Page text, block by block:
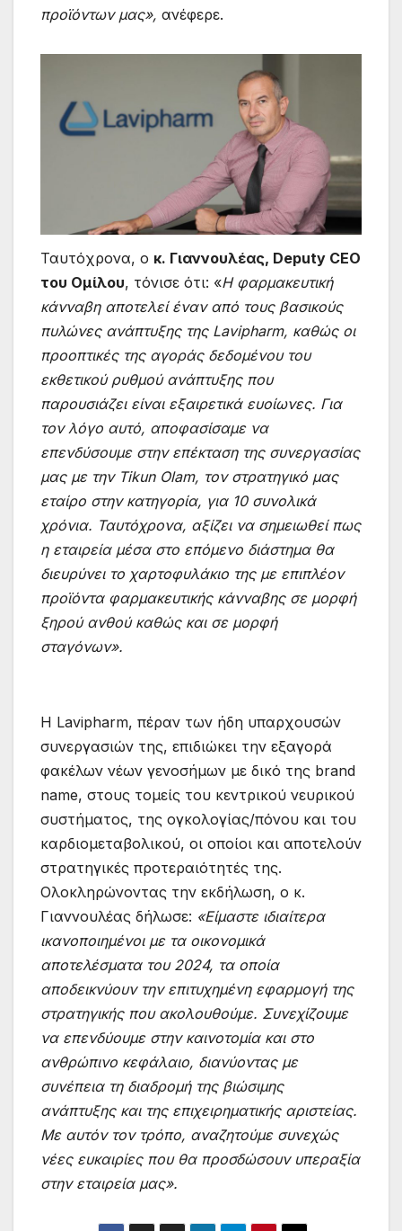
προϊόντων μας», ανέφερε.
Ταυτόχρονα, ο κ. Γιαννουλέας, Deputy CEO
του Ομίλου, τόνισε ότι: «Η φαρμακευτική
κάνναβη αποτελεί έναν από τους βασικούς
πυλώνες ανάπτυξης της Lavipharm, καθώς οι
προοπτικές της αγοράς δεδομένου του
εκθετικού ρυθμού ανάπτυξης που
παρουσιάζει είναι εξαιρετικά ευοίωνες. Για
τον λόγο αυτό, αποφασίσαμε να
επενδύσουμε στην επέκταση της συνεργασίας
μας με την Tikun Olam, τον στρατηγικό μας
εταίρο στην κατηγορία, για 10 συνολικά
χρόνια. Ταυτόχρονα, αξίζει να σημειωθεί πως
η εταιρεία μέσα στο επόμενο διάστημα θα
διευρύνει το χαρτοφυλάκιο της με επιπλέον
προϊόντα φαρμακευτικής κάνναβης σε μορφή
ξηρού ανθού καθώς και σε μορφή
σταγόνων».
Η Lavipharm, πέραν των ήδη υπαρχουσών
συνεργασιών της, επιδιώκει την εξαγορά
φακέλων νέων γενοσήμων με δικό της brand
name, στους τομείς του κεντρικού νευρικού
συστήματος, της ογκολογίας/πόνου και του
καρδιομεταβολικού, οι οποίοι και αποτελούν
στρατηγικές προτεραιότητές της.
Ολοκληρώνοντας την εκδήλωση, ο κ.
Γιαννουλέας δήλωσε: «Είμαστε ιδιαίτερα
ικανοποιημένοι με τα οικονομικά
αποτελέσματα του 2024, τα οποία
αποδεικνύουν την επιτυχημένη εφαρμογή της
στρατηγικής που ακολουθούμε. Συνεχίζουμε
να επενδύουμε στην καινοτομία και στο
ανθρώπινο κεφάλαιο, διανύοντας με
συνέπεια τη διαδρομή της βιώσιμης
ανάπτυξης και της επιχειρηματικής αριστείας.
Με αυτόν τον τρόπο, αναζητούμε συνεχώς
νέες ευκαιρίες που θα προσδώσουν υπεραξία
στην εταιρεία μας».